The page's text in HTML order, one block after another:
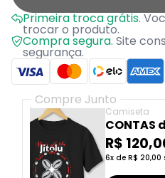
Primeira troca grátis.
trocar o produto.
Compra segura. Site
segurança.
Compre Junto
Camiseta
CONTAS
Laço Afro
R$
6x de R$ 20,00